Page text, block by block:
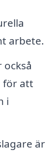
arbete.
också
för att
i
är